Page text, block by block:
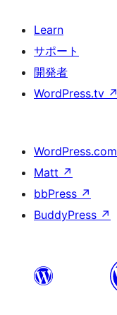
Learn
サポート
開発者
WordPress.tv ↗
WordPress.com
Matt ↗
bbPress ↗
BuddyPress ↗